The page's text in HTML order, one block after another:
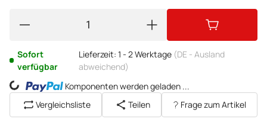
Sofort
verfügbar
Lieferzeit: 1 - 2 Werktage (DE - Ausland
abweichend)
Komponenten werden geladen ...
Vergleichsliste
Teilen Frage zum Artikel